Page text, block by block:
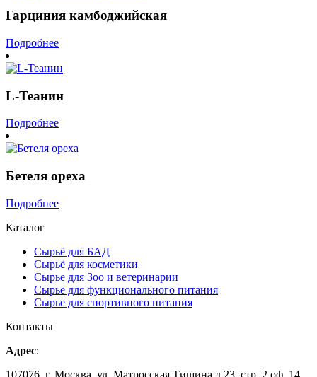
Гарциния камбоджийская
Подробнее
L-Теанин
Подробнее
Бетеля ореха
Подробнее
Каталог
Сырьё для БАД
Сырьё для косметики
Сырье для Зоо и ветеринарии
Сырье для функционального питания
Сырье для спортивного питания
Контакты
Адрес:
107076, г. Москва, ул. Матросская Тишина д.23, стр.,2 оф. 14,